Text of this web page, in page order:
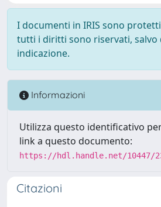
I documenti in IRIS sono
tutti i diritti sono riservati, salvo
indicazione.
Informazioni
Utilizza questo identificativo
link a questo documento:
https://hdl.handle.net/10447/
Citazioni